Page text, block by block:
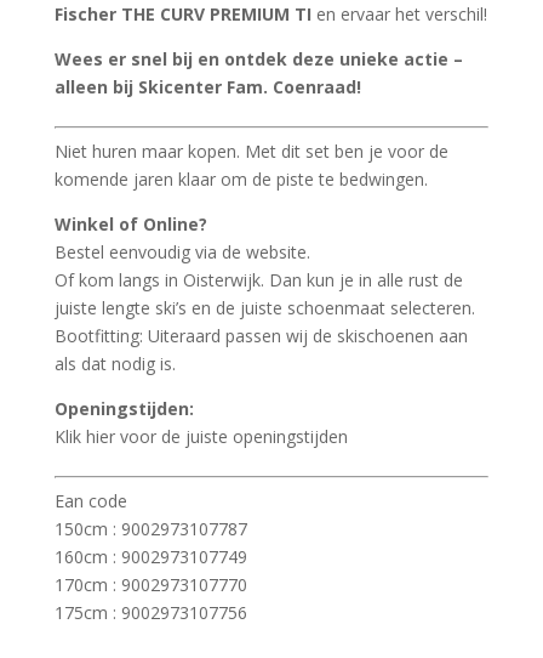
Fischer THE CURV PREMIUM TI en ervaar het verschil!
Wees er snel bij en ontdek deze unieke actie –
alleen bij Skicenter Fam. Coenraad!
Niet huren maar kopen. Met dit set ben je voor de
komende jaren klaar om de piste te bedwingen.
Winkel of Online?
Bestel eenvoudig via de website.
Of kom langs in Oisterwijk. Dan kun je in alle rust de
juiste lengte ski’s en de juiste schoenmaat selecteren.
Bootfitting: Uiteraard passen wij de skischoenen aan
als dat nodig is.
Openingstijden:
Klik hier voor de juiste openingstijden
Ean code
150cm : 9002973107787
160cm : 9002973107749
170cm : 9002973107770
175cm : 9002973107756